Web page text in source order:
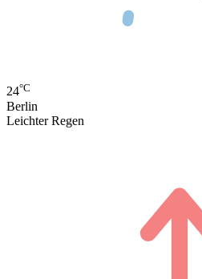
24°C
Berlin
Leichter Regen